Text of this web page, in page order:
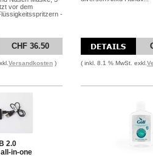
vor dem
-
CHF 36.50
Versandkosten ) ( inkl. 8.1 % MwSt. exkl.
2.0
in-one